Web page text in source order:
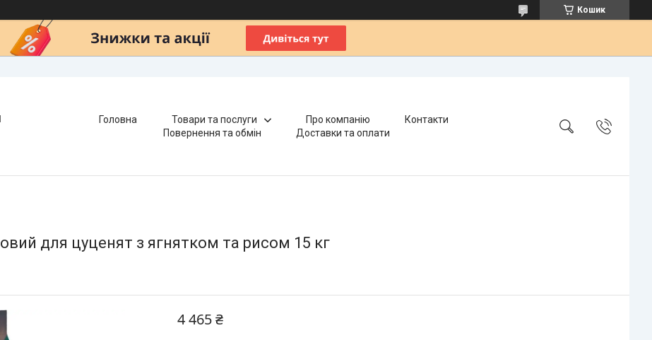
Кошик
Головна Товари та послуги Про компанію
Контакти
Повернення та обмін
Доставки та оплати
для цуценят з ягнятком та рисом 15 кг
4 465 ₴